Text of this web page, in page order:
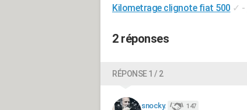
Kilometrage clignote fiat 500 ✓ -
2 réponses
RÉPONSE 1 / 2
snocky. 147